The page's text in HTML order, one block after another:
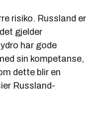
risiko. Russland er
gjelder
har gode
sin kompetanse,
dette blir en
Russland-